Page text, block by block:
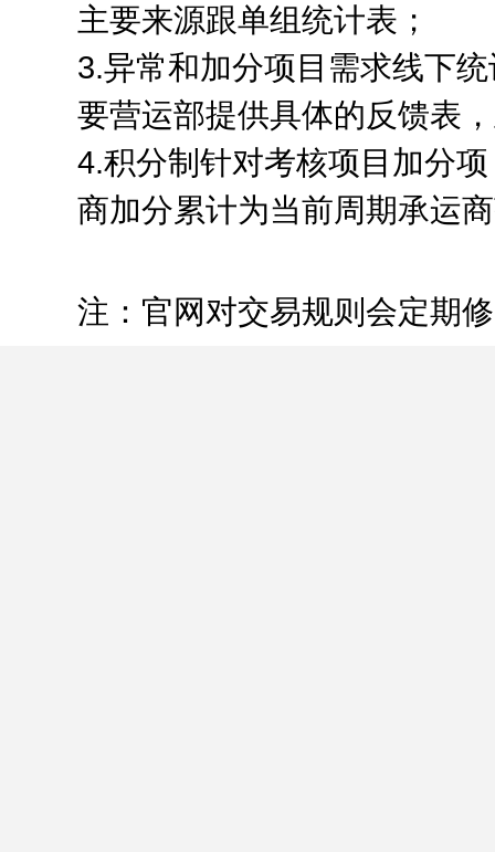
主要来源跟单组统计表；
3.异常和加分项目需求线下
要营运部提供具体的反馈表
4.积分制针对考核项目加分
商加分累计为当前周期承运
注：官网对交易规则会定期